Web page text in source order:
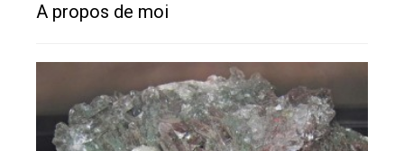
A propos de moi